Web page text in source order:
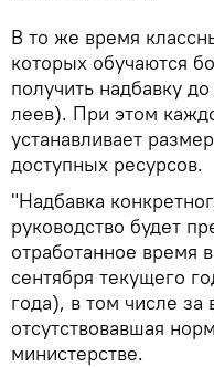
В то же время
которых обучаются
получить надбавку
леев). При этом
устанавливает
доступных ресурсов.
"Надбавка
руководство будет
отработанное время
сентября текущего
года), в том числе за
отсутствовавшая
министерстве.